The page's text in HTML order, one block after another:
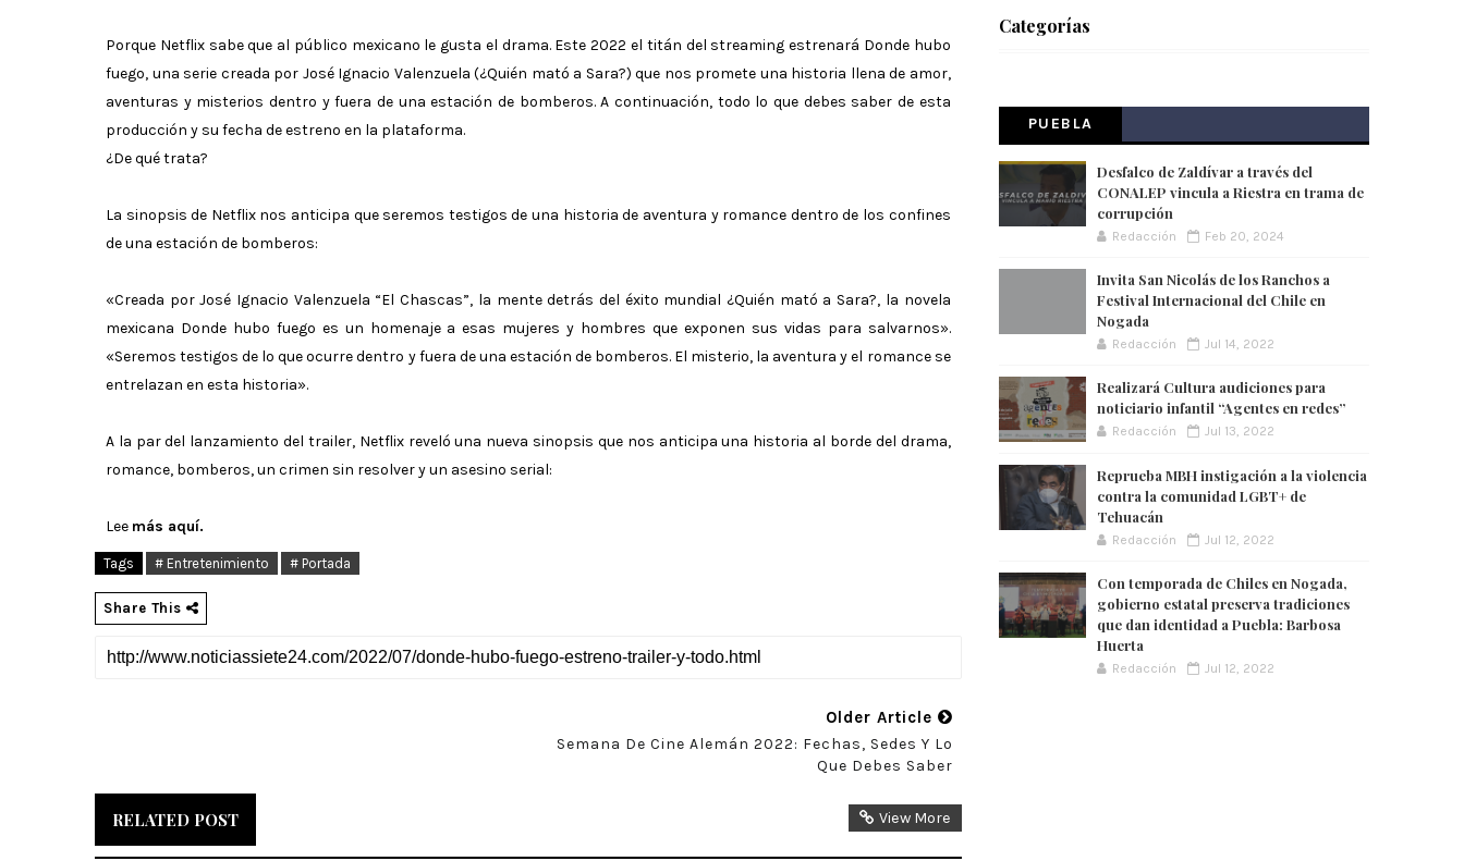
Porque Netflix sabe que al público mexicano le gusta el drama. Este 2022 el titán del streaming estrenará Donde hubo
fuego, una serie creada por José Ignacio Valenzuela (¿Quién mató a Sara?) que nos promete una historia llena de amor,
aventuras y misterios dentro y fuera de una estación de bomberos. A continuación, todo lo que debes saber de esta
producción y su fecha de estreno en la plataforma.
¿De qué trata?
La sinopsis de Netflix nos anticipa que seremos testigos de una historia de aventura y romance dentro de los confines
de una estación de bomberos:
«Creada por José Ignacio Valenzuela “El Chascas”, la mente detrás del éxito mundial ¿Quién mató a Sara?, la novela
mexicana Donde hubo fuego es un homenaje a esas mujeres y hombres que exponen sus vidas para salvarnos».
«Seremos testigos de lo que ocurre dentro y fuera de una estación de bomberos. El misterio, la aventura y el romance se
entrelazan en esta historia».
A la par del lanzamiento del trailer, Netflix reveló una nueva sinopsis que nos anticipa una historia al borde del drama,
romance, bomberos, un crimen sin resolver y un asesino serial:
Lee más aquí.
Tags # Entretenimiento # Portada
Share This
Older Article
Semana De Cine Alemán 2022: Fechas, Sedes Y Lo
Que Debes Saber
RELATED POST View More
Categorías
PUEBLA
Desfalco de Zaldívar a través del
CONALEP vincula a Riestra en trama de
corrupción
Redacción Feb 20, 2024
Invita San Nicolás de los Ranchos a
Festival Internacional del Chile en
Nogada
Redacción Jul 14, 2022
Realizará Cultura audiciones para
noticiario infantil “Agentes en redes”
Redacción Jul 13, 2022
Reprueba MBH instigación a la violencia
contra la comunidad LGBT+ de
Tehuacán
Redacción Jul 12, 2022
Con temporada de Chiles en Nogada,
gobierno estatal preserva tradiciones
que dan identidad a Puebla: Barbosa
Huerta
Redacción Jul 12, 2022